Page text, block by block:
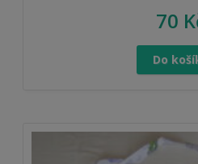
70
Do